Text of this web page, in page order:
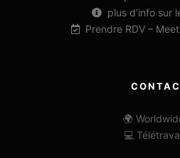
plus d’info sur
Prendre RDV –
🌍
💻